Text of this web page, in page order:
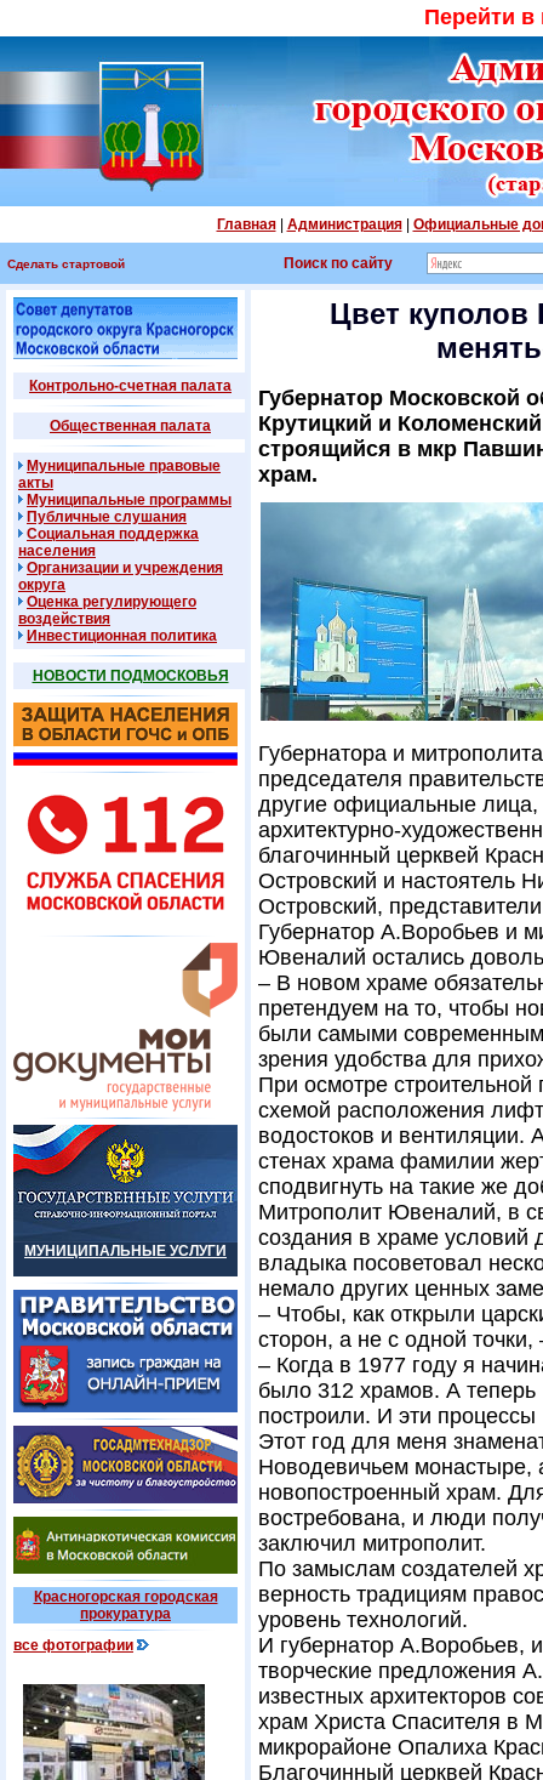
Перейти
Главная| Администрация| Официальные
Сделать стартовой Поиск по сайту
Контрольно-счетная палата
Общественная палата
Муниципальные правовые
акты
Муниципальные программы
Публичные слушания
Социальная поддержка
населения
Организации и учреждения
округа
Оценка регулирующего
воздействия
Инвестиционная политика
НОВОСТИ ПОДМОСКОВЬЯ
МУНИЦИПАЛЬНЫЕ УСЛУГИ
Красногорская городская
прокуратура
все фотографии
Цвет куполов
Губернатор Московской
Крутицкий и
строящийся в мкр
храм.
Губернатора и
председателя
другие официальные лица,
архитектурно-
благочинный церквей
Островский и настоятель
Островский,
Губернатор А.Воробьев и
Ювеналий остались
– В новом храме
претендуем на то, чтобы
были самыми
зрения удобства для
При осмотре
схемой расположения
водостоков и вентиляции.
стенах храма фамилии
сподвигнуть на такие же
Митрополит Ювеналий, в
создания в храме
владыка посоветовал
немало других ценных
– Чтобы, как открыли
сторон, а не с одной
– Когда в 1977 году я
было 312 храмов. А
построили. И эти
Этот год для меня
Новодевичьем монастыре,
новопостроенный храм.
востребована, и люди
заключил митрополит.
По замыслам создателей
верность традициям
уровень технологий.
И губернатор А.Воробьев,
творческие предложения
известных архитекторов
храм Христа Спасителя в
микрорайоне Опалиха
Благочинный церквей